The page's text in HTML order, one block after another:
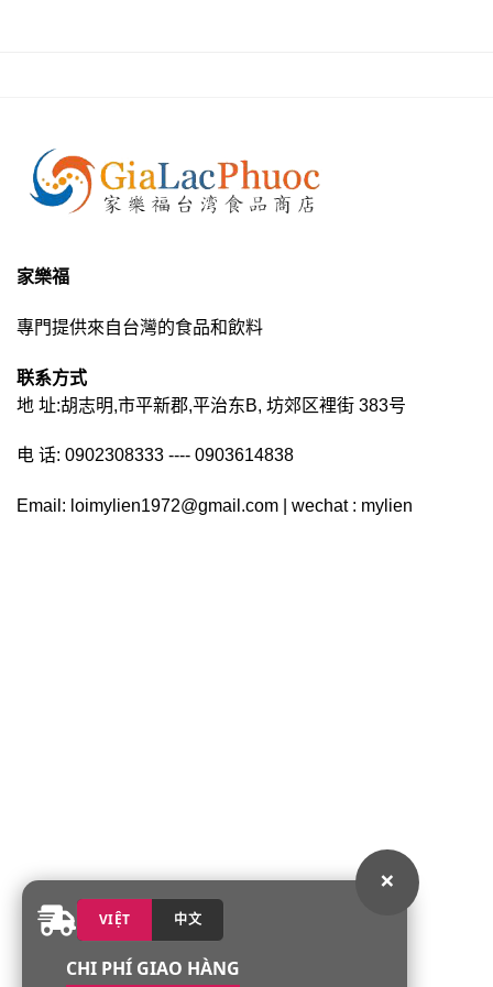
×
VIỆT 中文
CHI PHÍ GIAO HÀNG
家樂福
專門提供來自台灣的食品和飲料
联系方式
地 址:胡志明,市平新郡,平治东B, 坊郊区裡街 383号
电 话: 0902308333 ---- 0903614838
Email: loimylien1972@gmail.com | wechat : mylien